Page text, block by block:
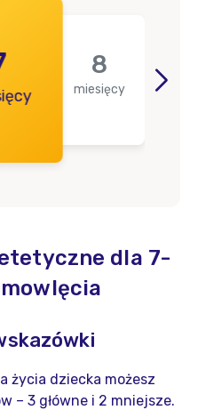
8
miesięcy
dla 7-
życia dziecka możesz
– 3 główne i 2 mniejsze.